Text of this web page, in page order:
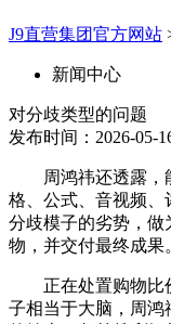
J9直营集团官方网站
新闻中心
对分歧类型的问题
发布时间：2026-05-
周鸿祎还透露，能
格、公式、音视频、
分歧模子的劣势，做
物，并交付最终成果
正在处置购物比价
子相当于大脑，周鸿